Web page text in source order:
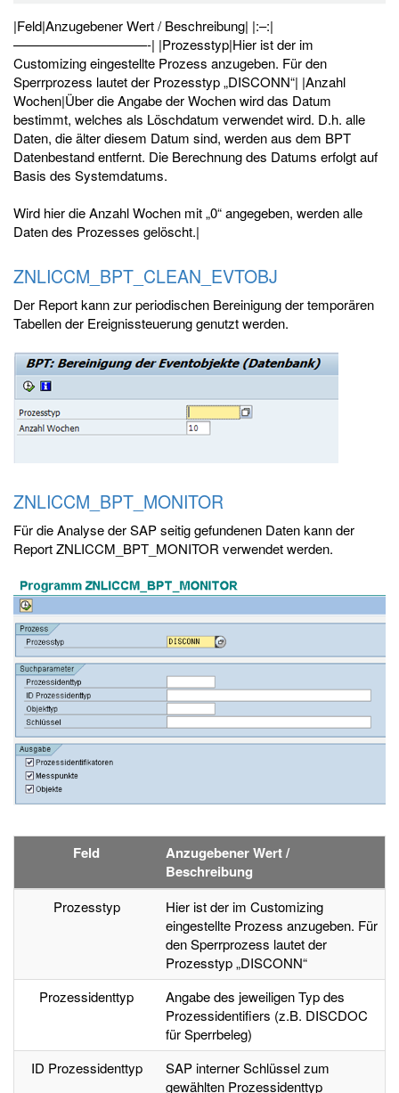
|Feld|Anzugebener Wert / Beschreibung| |:–:|
——————————-| |Prozesstyp|Hier ist der im
Customizing eingestellte Prozess anzugeben. Für den
Sperrprozess lautet der Prozesstyp „DISCONN“| |Anzahl
Wochen|Über die Angabe der Wochen wird das Datum
bestimmt, welches als Löschdatum verwendet wird. D.h. alle
Daten, die älter diesem Datum sind, werden aus dem BPT
Datenbestand entfernt. Die Berechnung des Datums erfolgt auf
Basis des Systemdatums.
Wird hier die Anzahl Wochen mit „0“ angegeben, werden alle
Daten des Prozesses gelöscht.|
ZNLICCM_BPT_CLEAN_EVTOBJ
Der Report kann zur periodischen Bereinigung der temporären
Tabellen der Ereignissteuerung genutzt werden.
ZNLICCM_BPT_MONITOR
Für die Analyse der SAP seitig gefundenen Daten kann der
Report ZNLICCM_BPT_MONITOR verwendet werden.
Feld
Anzugebener Wert /
Beschreibung
Prozesstyp
Hier ist der im Customizing
eingestellte Prozess anzugeben. Für
den Sperrprozess lautet der
Prozesstyp „DISCONN“
Prozessidenttyp
Angabe des jeweiligen Typ des
Prozessidentifiers (z.B. DISCDOC
für Sperrbeleg)
ID Prozessidenttyp
SAP interner Schlüssel zum
gewählten Prozessidenttyp